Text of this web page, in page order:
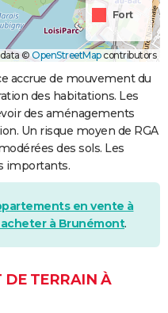
Fort
© OpenStreetMapcontributors
accrue de mouvement du
des habitations. Les
des aménagements
Un risque moyen de RGA
des sols. Les
importants.
en vente à
acheter à Brunémont.
DE TERRAIN À